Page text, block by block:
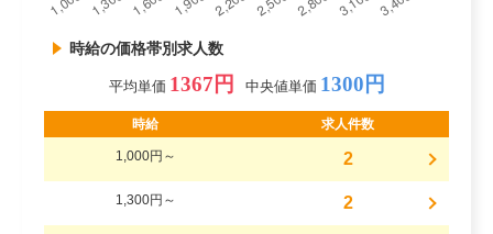
時給の価格帯別求人数
平均単価 1367円 中央値単価 1300円
時給 求人件数
1,000円～ 2
1,300円～ 2